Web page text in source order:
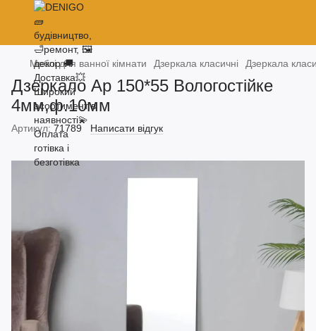
Меблі для ванної кімнати Дзеркала класичні Дзеркала
Дзеркало Ар 150*55 Вологостійке
4мм,ф.10мм
Артикул: 71789 Написати відгук